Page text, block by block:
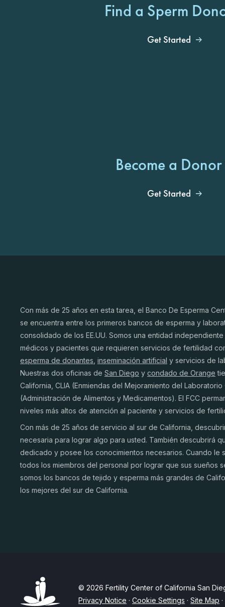
Find a Sperm
Get Started
Become a Donor
Get Started
Con más de 25 años en esta tarea, el Banco De Esperma
se encuentra entre los primeros bancos de esperma y
consolidado de los EE.UU. Somos una entidad
médicos y pacientes que requieren servicios de fertilidad
esperma de donantes inseminación artificial y servicios de
Nuestras dos oficinas de San Diego y condado de Orange
California, CLIA (Enmiendas del Mejoramiento del Laboratorio
(Administración de Alimentos y Medicamentos). El FCC
niveles más altos de atención al paciente y servicios de
Con más de 25 años de servicio al sur de California,
necesaria para lograr algo para usted. También descubrirá
dedicado y posee los conocimientos necesarios. Cuando le
todos los miembros del personal por lograr que sus sueños
somos los bancos de tejido y esperma más grandes de
los mejores del sur de California.
© 2026 Fertility Center of California San
Privacy Notice ·Cookie Settings ·Site Map